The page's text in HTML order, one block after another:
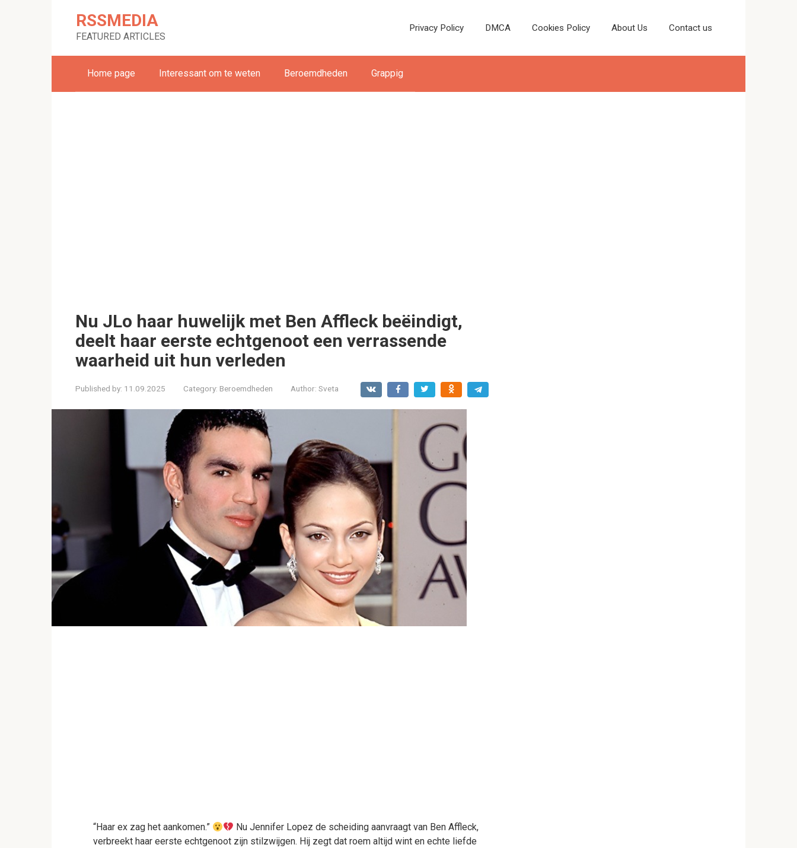
RSSMEDIA
FEATURED ARTICLES
Privacy Policy DMCA Cookies Policy About Us Contact us
Home page Interessant om te weten Beroemdheden Grappig
Nu JLo haar huwelijk met Ben Affleck beëindigt,
deelt haar eerste echtgenoot een verrassende
waarheid uit hun verleden
Published by: 11.09.2025 Category: Beroemdheden Author: Sveta
“Haar ex zag het aankomen.”
Nu Jennifer Lopez de scheiding aanvraagt van Ben Affleck,
verbreekt haar eerste echtgenoot zijn stilzwijgen. Hij zegt dat roem altijd wint en echte liefde